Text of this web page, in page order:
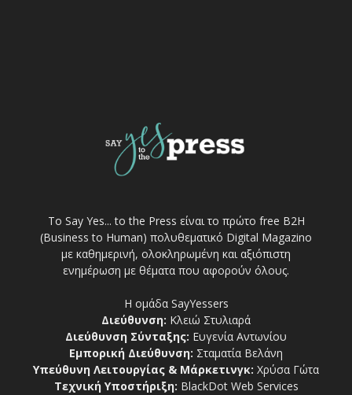
Το Say Yes... to the Press είναι το πρώτο free Β2Η
(Business to Human) πολυθεματικό Digital Magazino
με καθημερινή, ολοκληρωμένη και αξιόπιστη
ενημέρωση με θέματα που αφορούν όλους.
Η ομάδα SayYessers
Διεύθυνση: Κλειώ Στυλιαρά
Διεύθυνση Σύνταξης: Ευγενία Αντωνίου
Εμπορική Διεύθυνση: Σταματία Βελάνη
Υπεύθυνη Λειτουργίας & Μάρκετινγκ: Χρύσα Γώτα
Τεχνική Υποστήριξη: BlackDot Web Services